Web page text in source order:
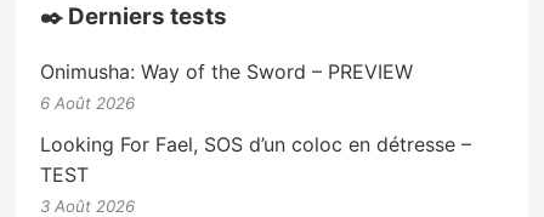
✒️ Derniers tests
Onimusha: Way of the Sword – PREVIEW
6 Août 2026
Looking For Fael, SOS d’un coloc en détresse –
TEST
3 Août 2026